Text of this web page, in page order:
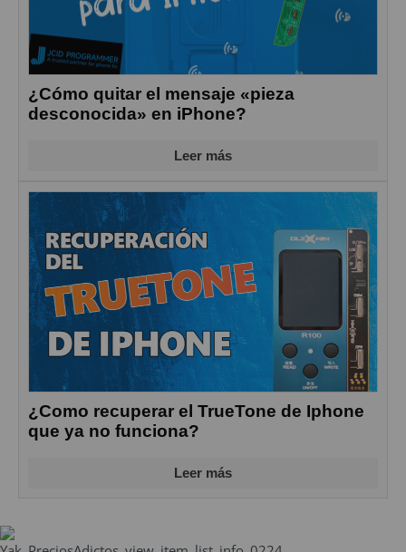
¿Cómo quitar el mensaje «pieza
desconocida» en iPhone?
Leer más
¿Como recuperar el TrueTone de Iphone
que ya no funciona?
Leer más